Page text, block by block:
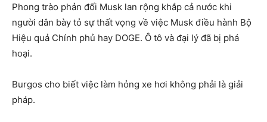
Phong trào phản đối Musk lan rộng khắp cả nước khi
người dân bày tỏ sự thất vọng về việc Musk điều hành Bộ
Hiệu quả Chính phủ hay DOGE. Ô tô và đại lý đã bị phá
hoại.
Burgos cho biết việc làm hỏng xe hơi không phải là giải
pháp.